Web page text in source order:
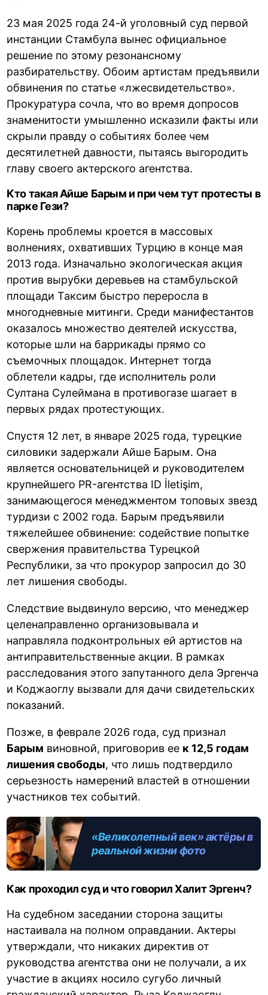
23 мая 2025 года 24-й уголовный суд первой
инстанции Стамбула вынес официальное
решение по этому резонансному
разбирательству. Обоим артистам предъявили
обвинения по статье «лжесвидетельство».
Прокуратура сочла, что во время допросов
знаменитости умышленно исказили факты или
скрыли правду о событиях более чем
десятилетней давности, пытаясь выгородить
главу своего актерского агентства.
Кто такая Айше Барым и при чем тут протесты в
парке Гези?
Корень проблемы кроется в массовых
волнениях, охвативших Турцию в конце мая
2013 года. Изначально экологическая акция
против вырубки деревьев на стамбульской
площади Таксим быстро переросла в
многодневные митинги. Среди манифестантов
оказалось множество деятелей искусства,
которые шли на баррикады прямо со
съемочных площадок. Интернет тогда
облетели кадры, где исполнитель роли
Султана Сулеймана в противогазе шагает в
первых рядах протестующих.
Спустя 12 лет, в январе 2025 года, турецкие
силовики задержали Айше Барым. Она
является основательницей и руководителем
крупнейшего PR-агентства ID İletişim,
занимающегося менеджментом топовых звезд
турдизи с 2002 года. Барым предъявили
тяжелейшее обвинение: содействие попытке
свержения правительства Турецкой
Республики, за что прокурор запросил до 30
лет лишения свободы.
Следствие выдвинуло версию, что менеджер
целенаправленно организовывала и
направляла подконтрольных ей артистов на
антиправительственные акции. В рамках
расследования этого запутанного дела Эргенча
и Коджаоглу вызвали для дачи свидетельских
показаний.
Позже, в феврале 2026 года, суд признал
Барым виновной, приговорив ее к 12,5 годам
лишения свободы, что лишь подтвердило
серьезность намерений властей в отношении
участников тех событий.
«Великолепный век» актёры в
реальной жизни фото
Как проходил суд и что говорил Халит Эргенч?
На судебном заседании сторона защиты
настаивала на полном оправдании. Актеры
утверждали, что никаких директив от
руководства агентства они не получали, а их
участие в акциях носило сугубо личный